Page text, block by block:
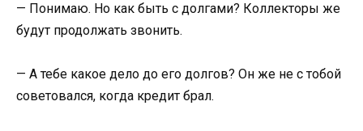
— Понимаю. Но как быть с долгами? Коллекторы же
будут продолжать звонить.
— А тебе какое дело до его долгов? Он же не с тобой
советовался, когда кредит брал.